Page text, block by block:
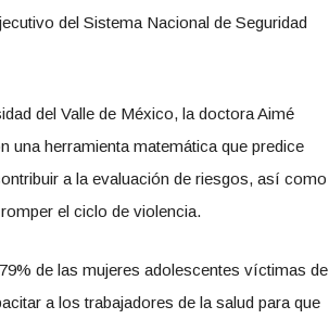
del Sistema Nacional de Seguridad
del Valle de México, la doctora Aimé
una herramienta matemática que predice
a la evaluación de riesgos, así como
el ciclo de violencia.
de las mujeres adolescentes víctimas de
a los trabajadores de la salud para que